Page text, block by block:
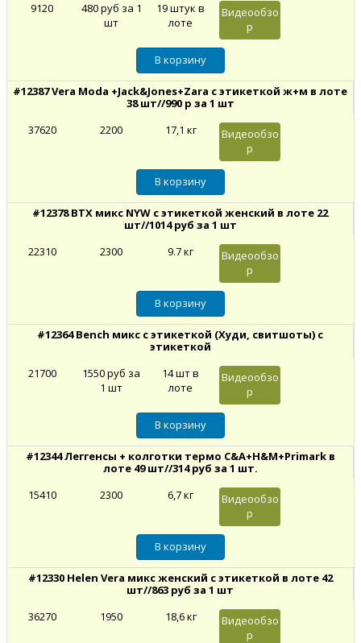
9120
480 руб за 1
шт
19 штук в
лоте
Видеообзо
р
#12387 Vera Moda +Jack&Jones+Zara с этикеткой ж+м в лоте
38 шт//990 р за 1 шт
37620
2200 17,1 кг
Видеообзо
р
#12378 BTX микс NYW с этикеткой женский в лоте 22
шт//1014 руб за 1 шт
22310
2300 9.7 кг
Видеообзо
р
#12364 Bench микс с этикеткой (Худи, свитшоты) с
этикеткой
21700
1550 руб за
1 шт
14 шт в
лоте
Видеообзо
р
#12344 Леггенсы + колготки термо С&A+H&M+Primark в
лоте 49 шт//314 руб за 1 шт.
15410
2300 6,7 кг
Видеообзо
р
#12330 Helen Vera микс женский с этикеткой в лоте 42
шт//863 руб за 1 шт
36270
1950 18,6 кг
Видеообзо
р